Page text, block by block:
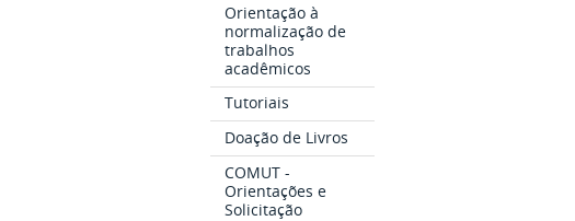
Orientação à
normalização de
trabalhos
acadêmicos
Tutoriais
Doação de Livros
COMUT -
Orientações e
Solicitação